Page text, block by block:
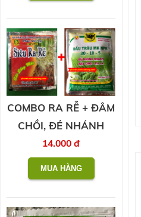
COMBO RA RỄ + ĐÂM
CHỒI, ĐẺ NHÁNH
14.000 đ